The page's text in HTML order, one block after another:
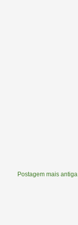
Postagem mais antiga